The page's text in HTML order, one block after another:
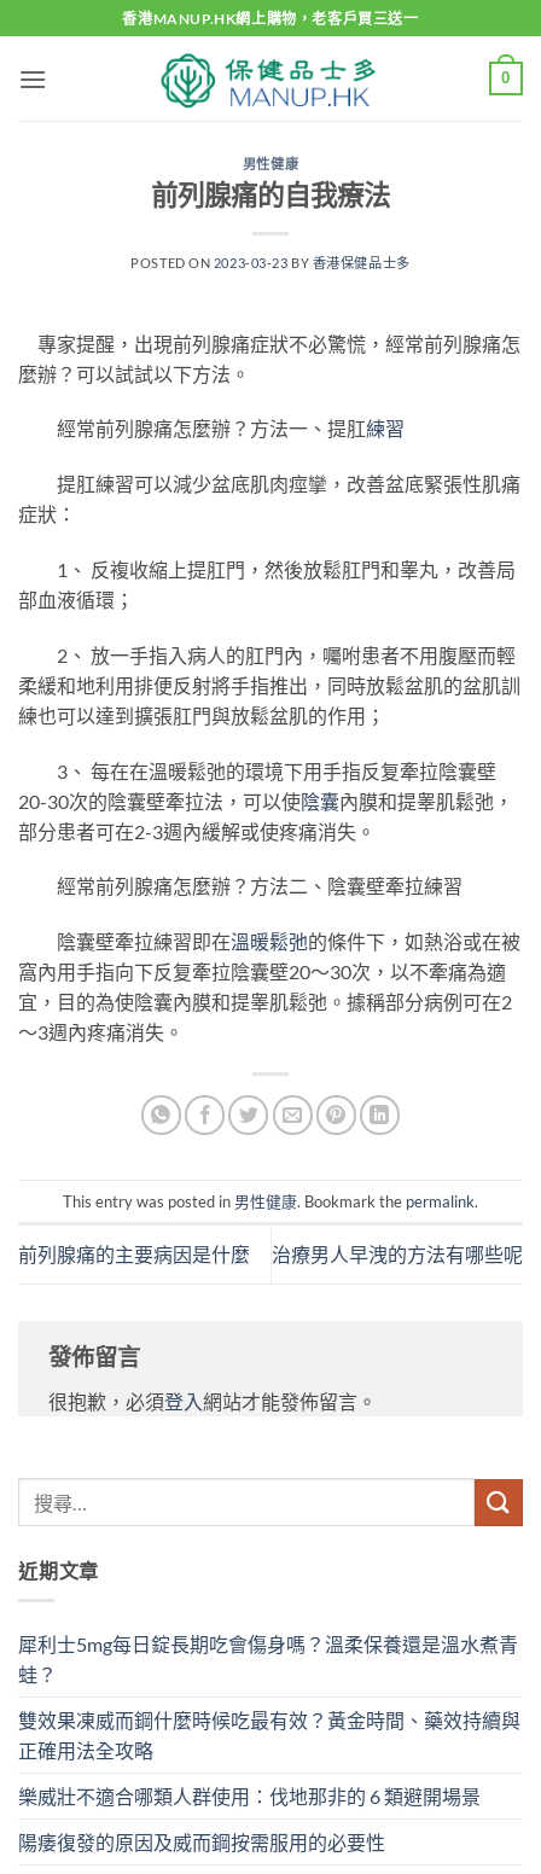
to
content
香港MANUP.HK網上購物，老客戶買三送一
0
男性健康
前列腺痛的自我療法
POSTED ON 2023-03-23 BY 香港保健品士多
專家提醒，出現前列腺痛症狀不必驚慌，經常前列腺痛怎
麼辦？可以試試以下方法。
經常前列腺痛怎麼辦？方法一、提肛練習
提肛練習可以減少盆底肌肉痙攣，改善盆底緊張性肌痛
症狀：
1、 反複收縮上提肛門，然後放鬆肛門和睾丸，改善局
部血液循環；
2、 放一手指入病人的肛門內，囑咐患者不用腹壓而輕
柔緩和地利用排便反射將手指推出，同時放鬆盆肌的盆肌訓
練也可以達到擴張肛門與放鬆盆肌的作用；
3、 每在在溫暖鬆弛的環境下用手指反复牽拉陰囊壁
20-30次的陰囊壁牽拉法，可以使陰囊內膜和提睾肌鬆弛，
部分患者可在2-3週內緩解或使疼痛消失。
經常前列腺痛怎麼辦？方法二、陰囊壁牽拉練習
陰囊壁牽拉練習即在溫暖鬆弛的條件下，如熱浴或在被
窩內用手指向下反复牽拉陰囊壁20～30次，以不牽痛為適
宜，目的為使陰囊內膜和提睾肌鬆弛。據稱部分病例可在2
～3週內疼痛消失。
This entry was posted in 男性健康. Bookmark the permalink.
前列腺痛的主要病因是什麼 治療男人早洩的方法有哪些呢
發佈留言
很抱歉，必須登入網站才能發佈留言。
近期文章
犀利士5mg每日錠長期吃會傷身嗎？溫柔保養還是溫水煮青
蛙？
雙效果凍威而鋼什麼時候吃最有效？黃金時間、藥效持續與
正確用法全攻略
樂威壯不適合哪類人群使用：伐地那非的 6 類避開場景
陽痿復發的原因及威而鋼按需服用的必要性